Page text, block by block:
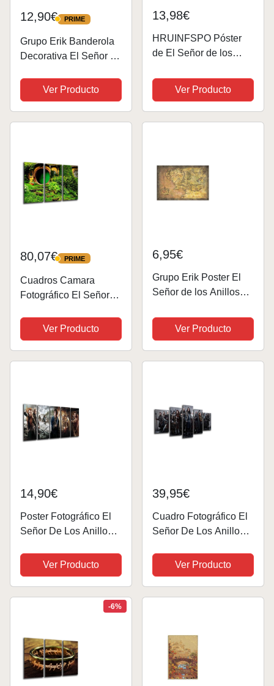
12,90€ PRIME
PRIME
Grupo Erik Banderola
Decorativa El Señor de
Tela Enrollable -
Cuadro para
Decoración de Pared
Ver Producto
13,98€
HRUINFSPO Póster
de El Señor de los
del Anillo para pared,
lienzo, arte moderno,
pintura decorativa para
Ver Producto
80,07€ PRIME
PRIME
Cuadros Camara
Fotográfico El Señor
total: 97 x 62 cm XXL,
Multicolor
Ver Producto
6,95€
Grupo Erik Poster El
Señor de los Anillos
media - Laminas
decorativas 61x91,5cm
a todo color | Posters
Ver Producto
14,90€
Poster Fotográfico El
Señor De Los Anillos
cm XXLVer Producto
39,95€
Cuadro Fotográfico El
Señor De Los Anillos
cm XXLVer Producto
-6%